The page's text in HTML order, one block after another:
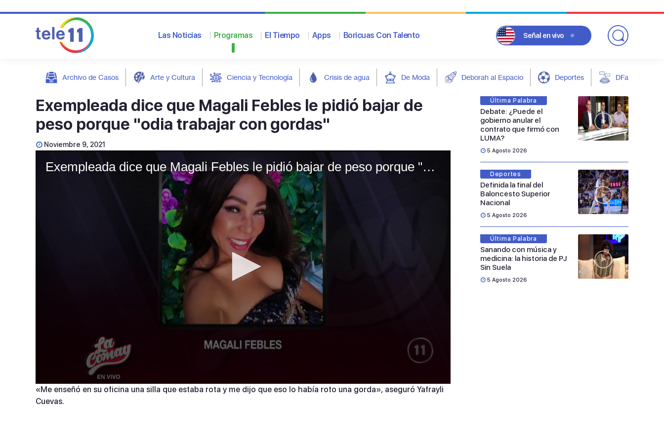
Las Noticias Programas El Tiempo Apps Boricuas Con Talento Señal en vivo
Archivo de Casos Arte y Cultura Ciencia y Tecnología Crisis de agua De Moda Deborah al Espacio Deportes DFarándula
Exempleada dice que Magali Febles le pidió bajar de
peso porque "odia trabajar con gordas"
Noviembre 9, 2021
Exempleada dice que Magali Febles le pidió bajar de peso porque "odia trabajar con gordas"
0
seconds
of
«Me enseñó en su oficina una silla que estaba rota y me dijo que eso lo había roto una gorda», aseguró Yafrayli
Cuevas.
Última Palabra
Debate: ¿Puede el
gobierno anular el
contrato que firmó con
LUMA?
5 Agosto 2026
Deportes
Definida la final del
Baloncesto Superior
Nacional
5 Agosto 2026
Última Palabra
Sanando con música y
medicina: la historia de PJ
Sin Suela
5 Agosto 2026